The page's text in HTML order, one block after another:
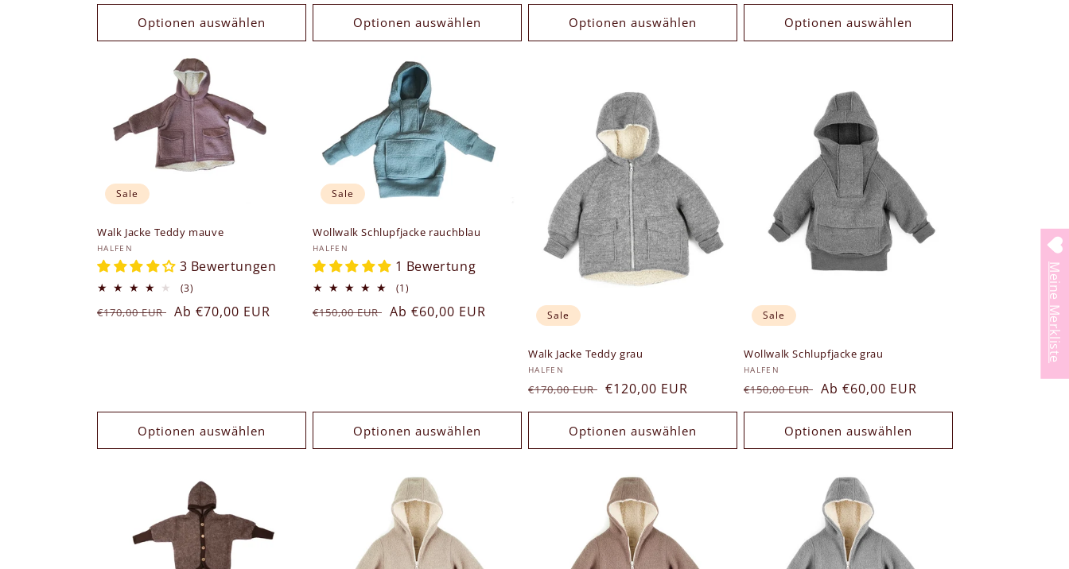
Optionen auswählen Optionen auswählen Optionen auswählen Optionen auswählen
Sale
Walk Jacke Teddy mauve
Anbieter:
HALFEN
3 Bewertungen
(3)
insgesamt
Normaler
€170,00 EUR Verkaufspreis
Ab €70,00 EUR
Optionen auswählen
Sale
Wollwalk Schlupfjacke rauchblau
Anbieter:
HALFEN
1 Bewertung
(1)
insgesamt
Normaler
€150,00 EUR Verkaufspreis
Ab €60,00 EUR
Optionen auswählen
Sale
Walk Jacke Teddy grau
Anbieter:
HALFEN
Normaler
Preis
€170,00 EUR Verkaufspreis
€120,00 EUR
Optionen auswählen
Sale
Wollwalk Schlupfjacke grau
Anbieter:
HALFEN
Normaler
Preis
€150,00 EUR Verkaufspreis
Ab €60,00 EUR
Optionen auswählen
Meine Merkliste